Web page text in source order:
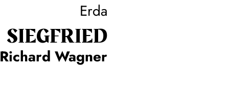
Erda
SIEG­FRIED
Richard Wagner